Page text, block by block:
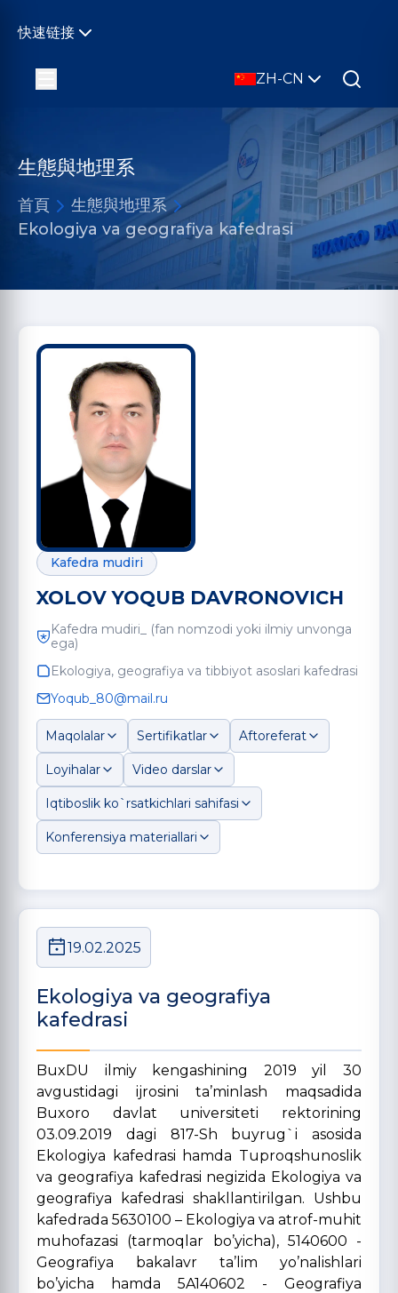
快速链接
ZH-CN
生態與地理系
首頁
生態與地理系
Ekologiya va geografiya kafedrasi
Kafedra mudiri
XOLOV YOQUB DAVRONOVICH
Kafedra mudiri_ (fan nomzodi yoki ilmiy unvonga
ega)
Ekologiya, geografiya va tibbiyot asoslari kafedrasi
Yoqub_80@mail.ru
Maqolalar Sertifikatlar Aftoreferat
Loyihalar Video darslar
Iqtiboslik ko`rsatkichlari sahifasi
Konferensiya materiallari
19.02.2025
Ekologiya va geografiya
kafedrasi
BuxDU ilmiy kengashining 2019 yil 30
avgustidagi ijrosini ta’minlash maqsadida
Buxoro davlat universiteti rektorining
03.09.2019 dagi 817-Sh buyrug`i asosida
Ekologiya kafedrasi hamda Tuproqshunoslik
va geografiya kafedrasi negizida Ekologiya va
geografiya kafedrasi shakllantirilgan. Ushbu
kafedrada 5630100 – Ekologiya va atrof-muhit
muhofazasi (tarmoqlar bo’yicha), 5140600 -
Geografiya bakalavr ta’lim yo’nalishlari
bo’yicha hamda 5A140602 - Geografiya